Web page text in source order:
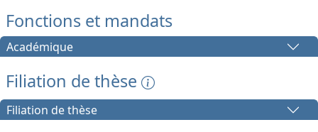
Fonctions et mandats
Académique
Filiation de thèse
Filiation de thèse